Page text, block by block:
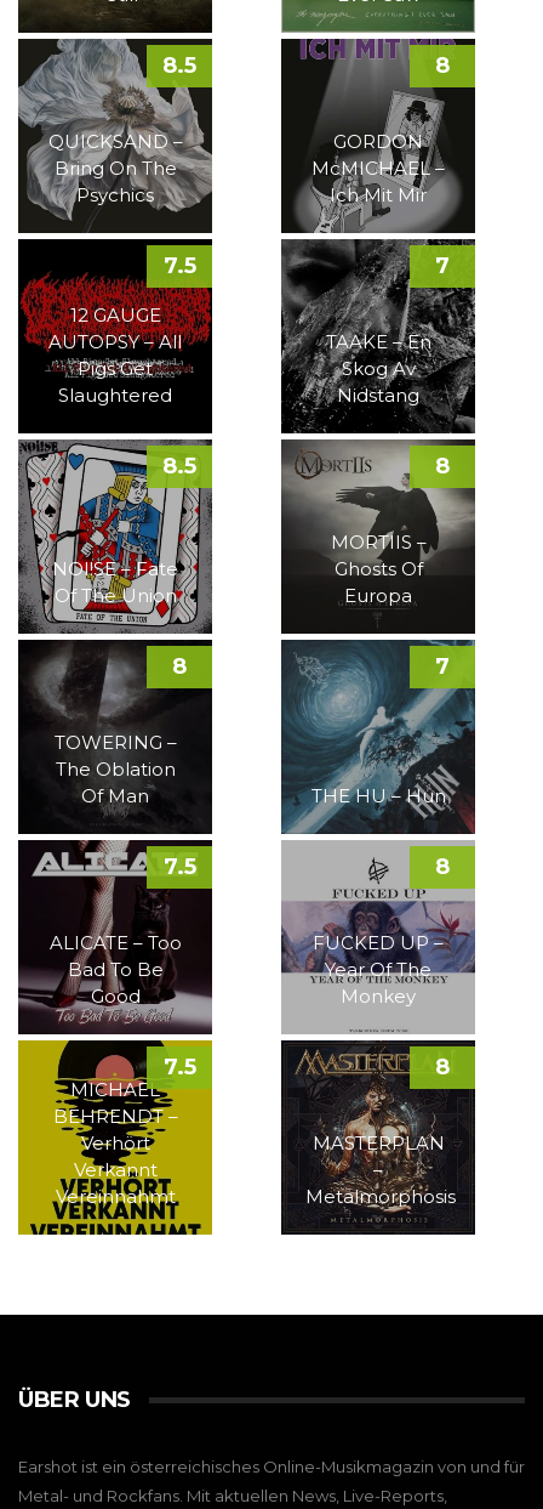
QUICKSAND –
Bring On The
Psychics
8.5
GORDON
McMICHAEL –
Ich Mit Mir
8
12 GAUGE
AUTOPSY – All
Pigs Get
Slaughtered
7.5
TAAKE – En
Skog Av
Nidstang
7
NOI!SE – Fate
Of The Union
8.5
MORTIIS –
Ghosts Of
Europa
8
TOWERING –
The Oblation
Of Man
8
THE HU – Hun
7
ALICATE – Too
Bad To Be
Good
7.5
FUCKED UP –
Year Of The
Monkey
8
MICHAEL
BEHRENDT –
Verhört
Verkannt
Vereinnahmt
7.5
MASTERPLAN
–
Metalmorphosis
8
ÜBER UNS
Earshot ist ein österreichisches Online-Musikmagazin von und für
Metal- und Rockfans. Mit aktuellen News, Live-Reports,